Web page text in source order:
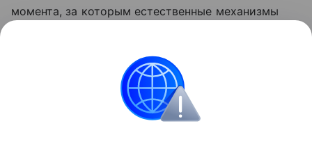
момента, за которым естественные механизмы
рассказывала
Ниньо может изменить погоду в России.